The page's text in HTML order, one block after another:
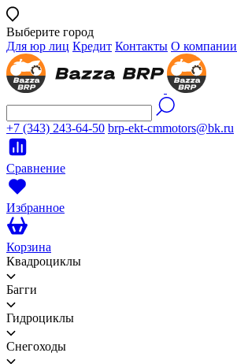
Выберите город
Для юр лиц Кредит Контакты О компании
+7 (343) 243-64-50 brp-ekt-cmmotors@bk.ru
Сравнение
Избранное
Корзина
Квадроциклы
Багги
Гидроциклы
Снегоходы